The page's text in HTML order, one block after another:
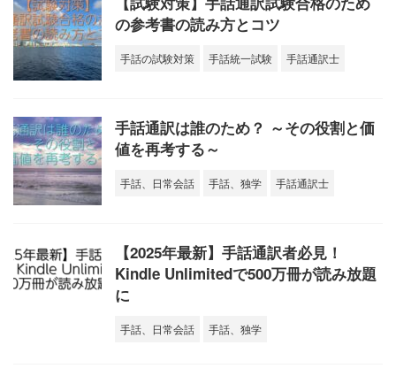
の参考書の読み方とコツ
手話の試験対策 手話統一試験 手話通訳士
手話通訳は誰のため？ ～その役割と価
値を再考する～
手話、日常会話 手話、独学 手話通訳士
【2025年最新】手話通訳者必見！
Kindle Unlimitedで500万冊が読み放題
に
手話、日常会話 手話、独学